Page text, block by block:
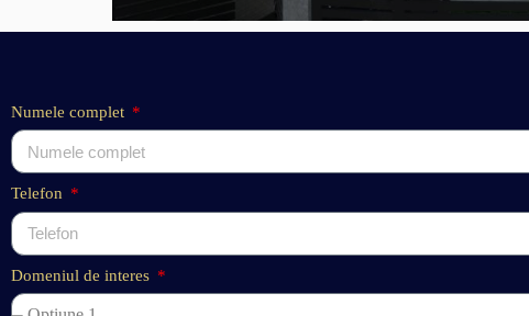
Numele complet
Telefon
Domeniul de interes